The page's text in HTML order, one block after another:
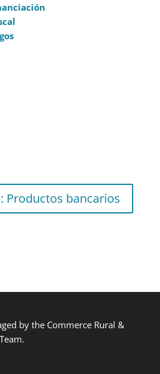
Productos bancarios
by the Commerce Rural &